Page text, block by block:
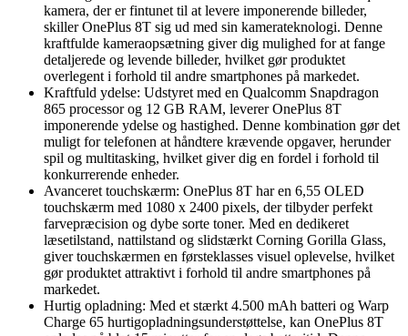
kamera, der er fintunet til at levere imponerende billeder,
skiller OnePlus 8T sig ud med sin kamerateknologi. Denne
kraftfulde kameraopsætning giver dig mulighed for at fange
detaljerede og levende billeder, hvilket gør produktet
overlegent i forhold til andre smartphones på markedet.
Kraftfuld ydelse: Udstyret med en Qualcomm Snapdragon
865 processor og 12 GB RAM, leverer OnePlus 8T
imponerende ydelse og hastighed. Denne kombination gør det
muligt for telefonen at håndtere krævende opgaver, herunder
spil og multitasking, hvilket giver dig en fordel i forhold til
konkurrerende enheder.
Avanceret touchskærm: OnePlus 8T har en 6,55 OLED
touchskærm med 1080 x 2400 pixels, der tilbyder perfekt
farvepræcision og dybe sorte toner. Med en dedikeret
læsetilstand, nattilstand og slidstærkt Corning Gorilla Glass,
giver touchskærmen en førsteklasses visuel oplevelse, hvilket
gør produktet attraktivt i forhold til andre smartphones på
markedet.
Hurtig opladning: Med et stærkt 4.500 mAh batteri og Warp
Charge 65 hurtigopladningsunderstøttelse, kan OnePlus 8T